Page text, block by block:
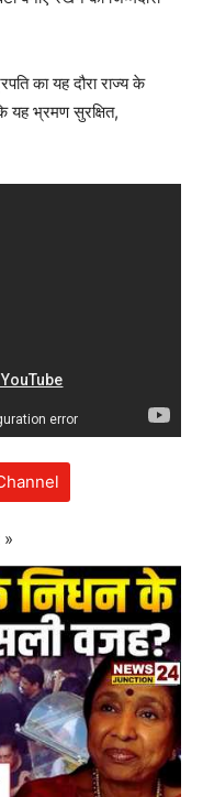
का यह दौरा राज्य के
यह भ्रमण सुरक्षित,
»